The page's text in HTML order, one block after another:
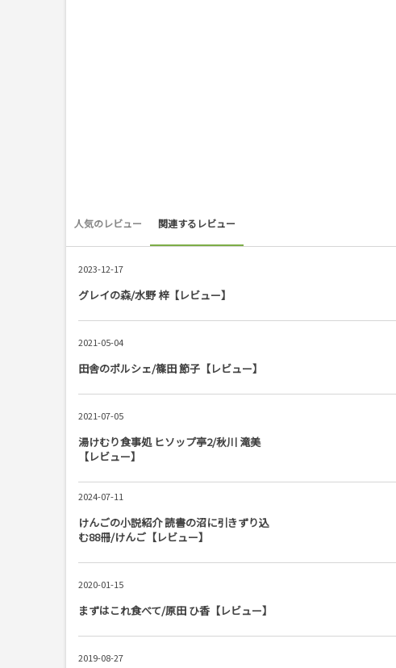
人気のレビュー 関連するレビュー
2023-12-17
グレイの森/水野 梓【レビュー】
2021-05-04
田舎のポルシェ/篠田 節子【レビュー】
2021-07-05
湯けむり食事処 ヒソップ亭2/秋川 滝美
【レビュー】
2024-07-11
けんごの小説紹介 読書の沼に引きずり込
む88冊/けんご【レビュー】
2020-01-15
まずはこれ食べて/原田 ひ香【レビュー】
2019-08-27